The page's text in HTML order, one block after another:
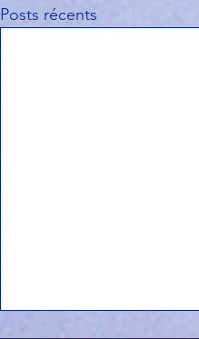
Posts récents